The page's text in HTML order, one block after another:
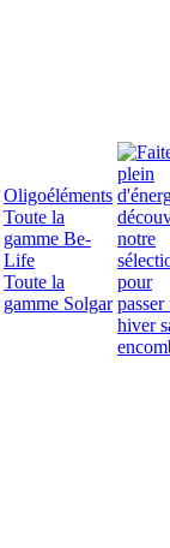
Oligoéléments
Toute la
gamme Be-
Life
Toute la
gamme Solgar